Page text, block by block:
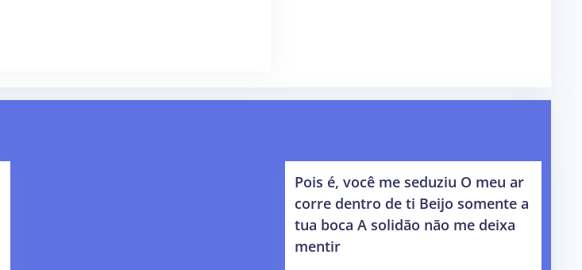
Pois é, você me seduziu O meu ar
corre dentro de ti Beijo somente a
tua boca A solidão não me deixa
mentir